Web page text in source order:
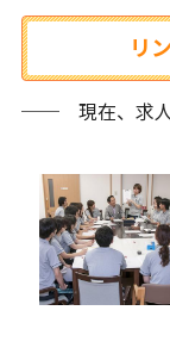
リ
── 現在、求